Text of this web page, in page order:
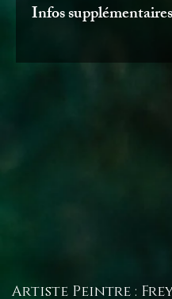
Infos
Ceci dit, je ne suis
Artiste Peintre :